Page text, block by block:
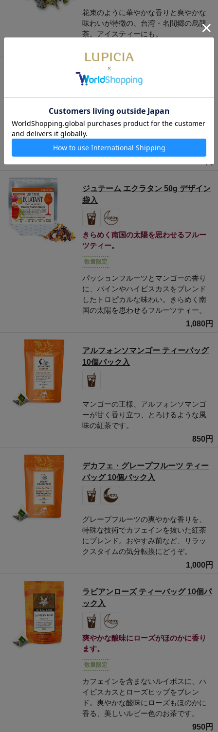
花束のように華やかな香りと爽やかな
味わいが特徴の、台湾・名間郷の烏龍
茶。アイスティーにも。
カシスブルーベリー 50g 袋入
カシスとブルーベリーの実をブレン
ド。濃厚なカシスの香りと甘酸っぱい
ブルーベリーがすっきりとした味わい
のお茶にぴったり。
ジュテーム エクラタン 50g デザイン
袋入
きらめく南国の太陽を思わせるフルー
ツティー。
数量限定
パッションフルーツとマンゴーの香り
に、パインやハイビスカスをブレンド
したトロピカルな味わい。きらめく南
国の太陽を思わせるフルーツティー。
1,080円
アルフォンソマンゴー ティーバッグ
10個パック入
マンゴーの王様、アルフォンソマンゴ
ーが甘く香り立つ、とろけるような風
味の紅茶です。
850円
デカフェ・グレープフルーツ ティー
バッグ 10個パック入
グレープフルーツの爽やかな香りを、
特殊な技術でカフェインを抜いた紅茶
にブレンド。おやすみ前など、リラッ
クスタイムの気分転換にどうぞ。
1,000円
ラビアンローズ ティーバッグ 10個パ
ック入
爽やかな酸味にローズがほのかに香り
ます。
数量限定
カフェインを含まないルイボスに、ハ
イビスカスとローズヒップをブレン
ド。爽やかな酸味にローズもほのかに
香る、美しいルビー色のお茶です。
950円